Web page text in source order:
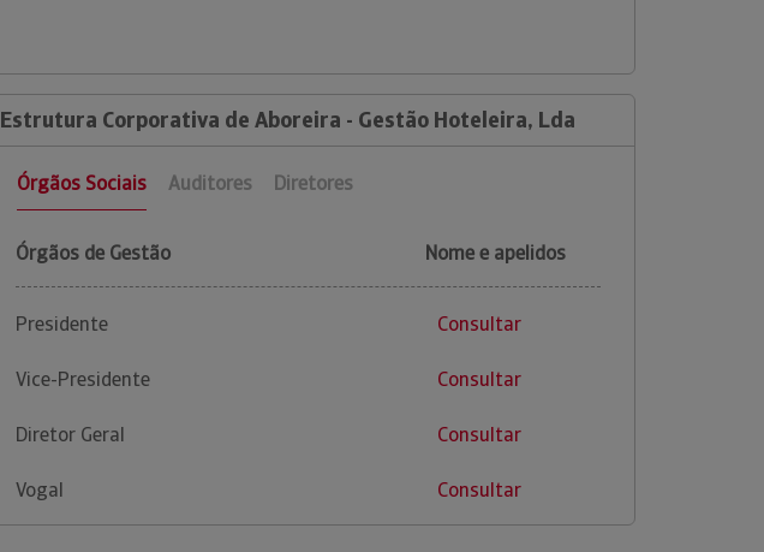
Estrutura Corporativa de Aboreira - Gestão Hoteleira, Lda
Órgãos Sociais Auditores Diretores
Órgãos de Gestão Nome e apelidos
Presidente Consultar
Vice-Presidente Consultar
Diretor Geral Consultar
Vogal Consultar